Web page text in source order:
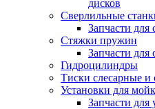
дисков
Сверлильные
Запчасти для
Стяжки пружин
Запчасти
Гидроцилиндры
Тиски слесарные и
Установки для
Запчасти для